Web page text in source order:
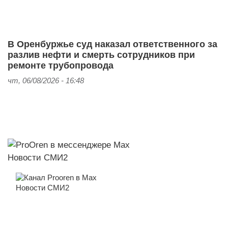
В Оренбуржье суд наказал ответственного за
разлив нефти и смерть сотрудников при
ремонте трубопровода
чт, 06/08/2026 - 16:48
Новости СМИ2
Новости СМИ2